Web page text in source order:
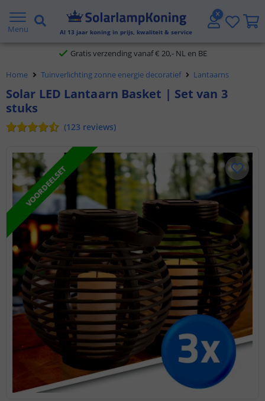
Menu Al 13 jaar koning in prijs, kwaliteit & service
Gratis verzending vanaf € 20,- NL en BE
Klantbeoordeling 9.1
Voor 23:45 uur besteld, morgen in huis
Home Tuinverlichting zonne energie decoratief Lantaarns
Solar LED Lantaarn Basket | Set van 3
stuks
(123 reviews)
VOORDEELSET